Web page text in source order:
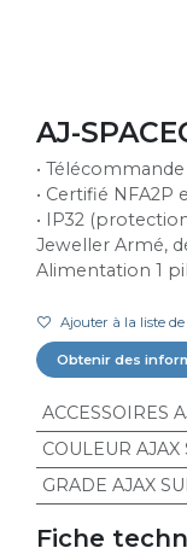
AJ-
• Télécommande
• Certifié NFA2P
• IP32
Jeweller Armé,
Alimentation 1
Ajouter à la liste
Obtenir des
ACCESSOIRES
COULEUR AJAX
GRADE AJAX
Fiche